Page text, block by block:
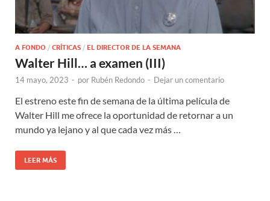
A FONDO / CRÍTICAS / EL DIRECTOR DE LA SEMANA
Walter Hill… a examen (III)
14 mayo, 2023 - por Rubén Redondo - Dejar un comentario
El estreno este fin de semana de la última película de
Walter Hill me ofrece la oportunidad de retornar a un
mundo ya lejano y al que cada vez más …
LEER MÁS